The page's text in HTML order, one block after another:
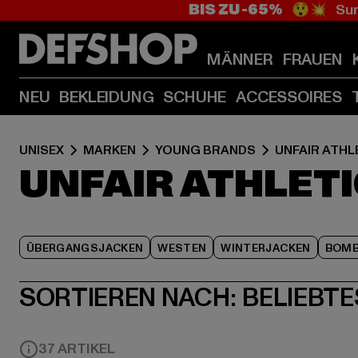
BIS ZU -65% 😲💥
MÄNNER FRAUEN
NEU BEKLEIDUNG SCHUHE ACCESSOIRES
UNISEX MARKEN YOUNG BRANDS UNFAIR
UNFAIR
ÜBERGANGSJACKEN WESTEN WINTERJACKEN
SORTIEREN NACH:
37 ARTIKEL